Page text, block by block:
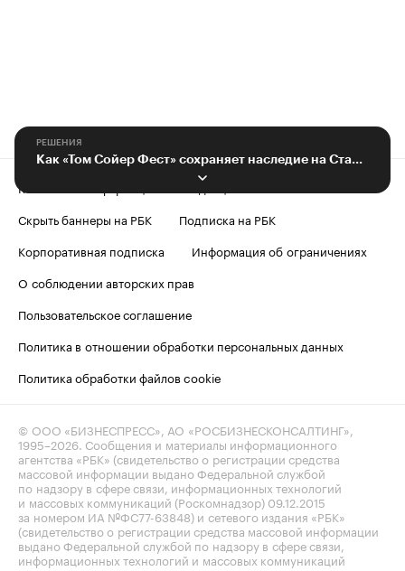
РЕШЕНИЯ
Контактная информация
Редакция
Скрыть баннеры на РБК
Подписка на РБК
Корпоративная подписка
Информация об ограничениях
О соблюдении авторских прав
Пользовательское соглашение
Политика в отношении обработки персональных данных
Политика обработки файлов cookie
© ООО «БИЗНЕСПРЕСС», АО «РОСБИЗНЕСКОНСАЛТИНГ»,
1995–2026 . Сообщения и материалы информационного
агентства «РБК» (свидетельство о регистрации средства
массовой информации выдано Федеральной службой
по надзору в сфере связи, информационных технологий
и массовых коммуникаций (Роскомнадзор) 09.12.2015
за номером ИА №ФС77-63848) и сетевого издания «РБК»
(свидетельство о регистрации средства массовой информации
выдано Федеральной службой по надзору в сфере связи,
информационных технологий и массовых коммуникаций